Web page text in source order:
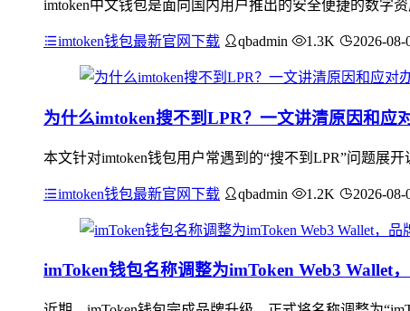
imtoken中文钱包是面向国内用户推出的安全便捷的数字
imtoken钱包最新官网下载 qbadmin 1.3K 2026-08-
为什么imtoken搜不到LPR？一文讲清原因和应
本文针对imtoken钱包用户常遇到的“搜不到LPR”问题展
imtoken钱包最新官网下载 qbadmin 1.2K 2026-08-
imToken钱包名称调整为imToken Web3 Wallet